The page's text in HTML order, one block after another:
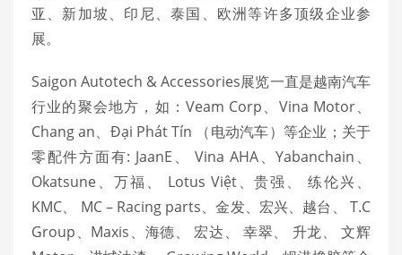
亚、新加坡、印尼、泰国、欧洲等许多顶级企业参
展。
Saigon Autotech & Accessories展览一直是越南汽车
行业的聚会地方，如：Veam Corp、Vina Motor、
Chang an、Đại Phát Tín （电动汽车）等企业；关于
零配件方面有: JaanE、 Vina AHA、Yabanchain、
Okatsune、万福、 Lotus Việt、贵强、 练伦兴、
KMC、 MC – Racing parts、金发、宏兴、越台、 T.C
Group、Maxis、海德、 宏达、 幸翠、 升龙、 文辉